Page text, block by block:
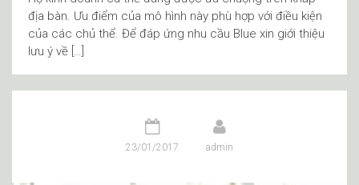
địa bàn. Ưu điểm của mô hình này phù hợp với điều kiện
của các chủ thể. Để đáp ứng nhu cầu Blue xin giới thiệu
lưu ý về […]
23/01/2017 admin